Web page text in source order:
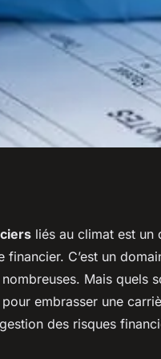
pour
liés au climat est un
financier. C’est un
Mais quels
embrasser une
des risques